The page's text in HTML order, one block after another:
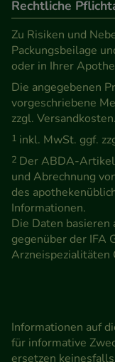
Rechtliche
Zu Risiken und
Packungsbeilage
oder in Ihrer
Die angegebenen
vorgeschriebene
zzgl. Versandkosten.
1 inkl. MwSt. ggf.
2 Der ABDA-
und Abrechnung
des
Informationen.
Die Daten
gegenüber der IFA
Arzneispezialitäten
Informationen auf
für informative
ersetzen